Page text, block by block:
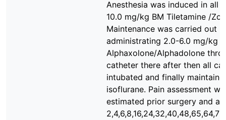
Anesthesia was induced in all
10.0 mg/kg BM Tiletamine /
Maintenance was carried out
administrating 2.0-6.0 mg/kg
Alphaxolone/Alphadolone
catheter there after then all
intubated and finally
isoflurane. Pain assessment
estimated prior surgery and